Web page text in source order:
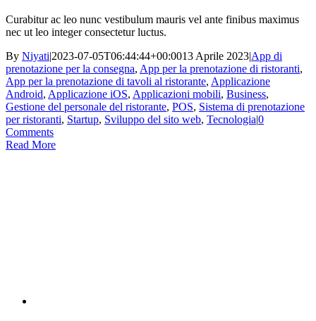
Curabitur ac leo nunc vestibulum mauris vel ante finibus maximus
nec ut leo integer consectetur luctus.
By Niyati|2023-07-05T06:44:44+00:0013 Aprile 2023|App di
prenotazione per la consegna, App per la prenotazione di ristoranti,
App per la prenotazione di tavoli al ristorante, Applicazione
Android, Applicazione iOS, Applicazioni mobili, Business,
Gestione del personale del ristorante, POS, Sistema di prenotazione
per ristoranti, Startup, Sviluppo del sito web, Tecnologia|0
Comments
Read More